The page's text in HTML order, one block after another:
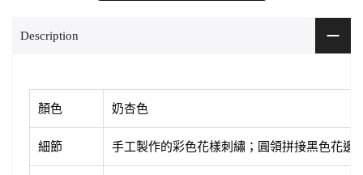
Description
顏色 奶杏色
細節 手工製作的彩色花樣刺繡；圓領拼接黑色花邊